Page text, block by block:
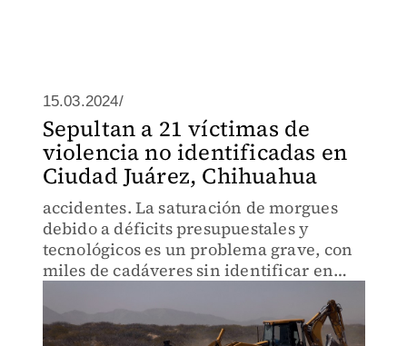
15.03.2024/
Sepultan a 21 víctimas de
violencia no identificadas en
Ciudad Juárez, Chihuahua
accidentes. La saturación de morgues
debido a déficits presupuestales y
tecnológicos es un problema grave, con
miles de cadáveres sin identificar en